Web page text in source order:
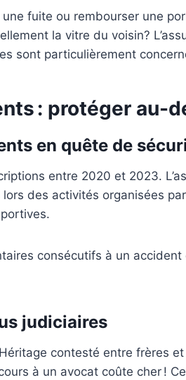
fuite ou rembourser une
la vitre du voisin?
sont particulièrement
: protéger au-
en quête de
entre 2020 et 2023.
des activités organisées
consécutifs à un
judiciaires
contesté entre frères
à un avocat coûte cher !